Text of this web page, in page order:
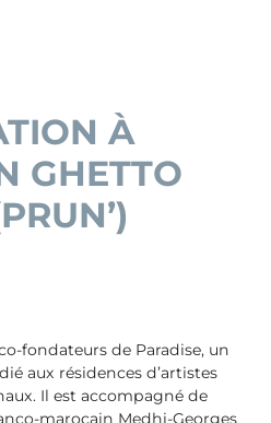
À
GHETTO
fondateurs de Paradise, un
aux résidences d’artistes
Il est accompagné de
marocain Medhi-Georges